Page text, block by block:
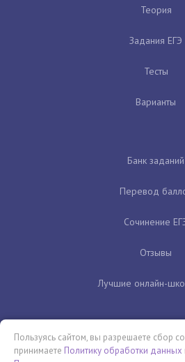
Теория
Задания ЕГЭ
Тесты
Варианты
Банк заданий
Перевод
Сочинение
Отзывы
Лучшие онлайн-
Пользуясь сайтом, вы разрешаете сбор
принимаете Политику обработки данных